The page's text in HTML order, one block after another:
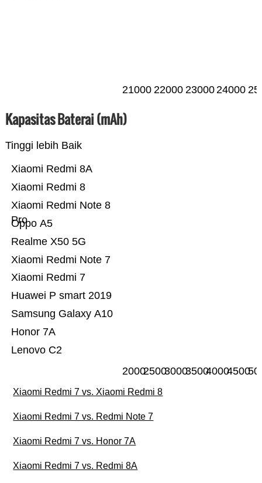
21000 22000 2300024000
Kapasitas Baterai (mAh)
Tinggi lebih Baik
Lenovo C2
Honor 7A
Samsung Galaxy A10
Huawei P smart 2019
Xiaomi Redmi 7
Xiaomi Redmi Note 7
Realme X50 5G
Oppo A5
Xiaomi Redmi Note 8
Pro
Xiaomi Redmi 8
Xiaomi Redmi 8A
200025003000350040004500
Xiaomi Redmi 7 vs. Xiaomi Redmi 8
Xiaomi Redmi 7 vs. Redmi Note 7
Xiaomi Redmi 7 vs. Honor 7A
Xiaomi Redmi 7 vs. Redmi 8A